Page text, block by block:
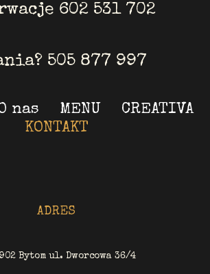
602 531 702
505 877 997
nas MENU
CREATIVA
KONTAKT
ADRES
Bytom ul. Dworcowa 36/4